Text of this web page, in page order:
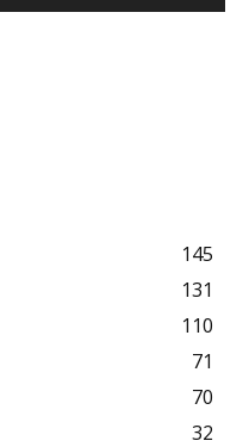
145
131
110
71
70
32